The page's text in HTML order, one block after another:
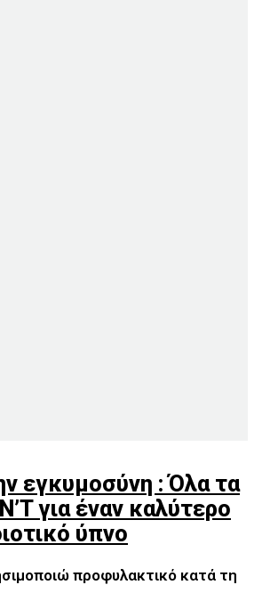
εγκυμοσύνη : Όλα τα
για έναν καλύτερο
ύπνο
προφυλακτικό κατά τη